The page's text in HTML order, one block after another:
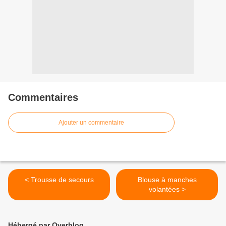
Commentaires
Ajouter un commentaire
< Trousse de secours
Blouse à manches
volantées >